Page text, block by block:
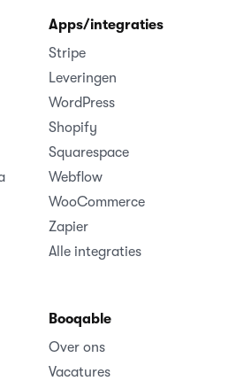
Apps/integraties
Stripe
Leveringen
WordPress
Shopify
Squarespace
Webflow
WooCommerce
Zapier
Alle integraties
Booqable
Over ons
Vacatures